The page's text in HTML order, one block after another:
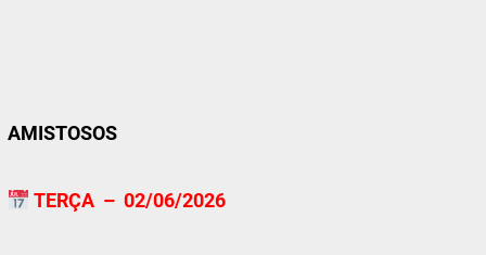
AMISTOSOS
TERÇA – 02/06/2026